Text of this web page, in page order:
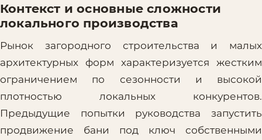
Контекст и основные сложности
локального производства
Рынок загородного строительства и малых
архитектурных форм характеризуется жестким
ограничением по сезонности и высокой
плотностью локальных конкурентов.
Предыдущие попытки руководства запустить
продвижение бани под ключ собственными